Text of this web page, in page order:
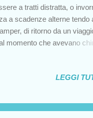
a tratti distratta, o
a scadenze alterne tendo
di ritorno da un
momento che avevano
e la stanchezza del viaggio
essere sicuri di arrivare a
Riccardo era
LEGGI